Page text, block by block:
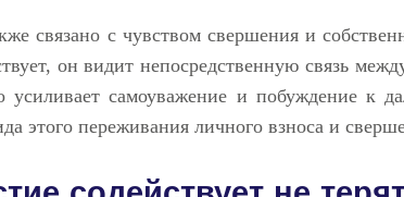
связано с чувством свершения и
он видит непосредственную связь
усиливает самоуважение и побуждение к
этого переживания личного взноса и